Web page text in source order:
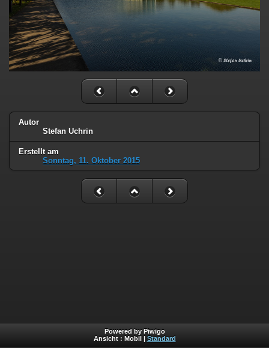
Autor
Stefan Uchrin
Erstellt am
Sonntag, 11. Oktober 2015
Powered by Piwigo
Ansicht : Mobil Standard